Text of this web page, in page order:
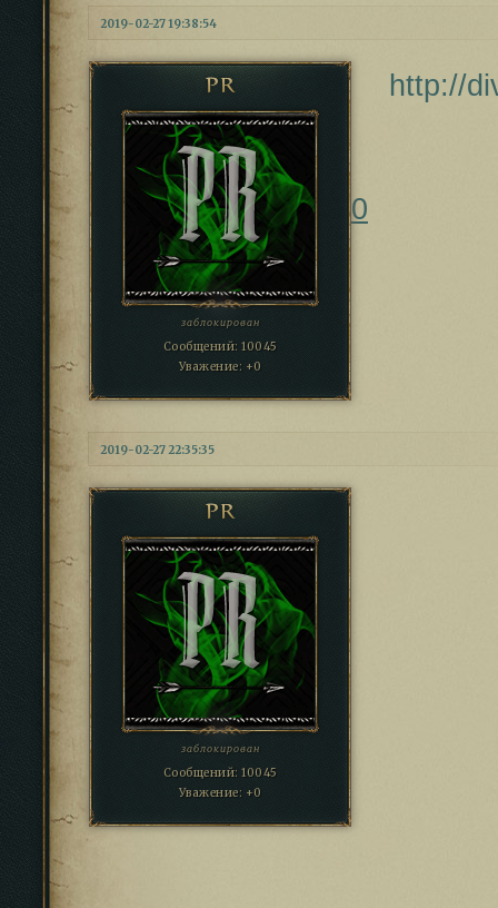
2019-02-27 19:38:54
PR
заблокирован
Сообщений: 10045
Уважение: +0
http://
0
2019-02-27 22:35:35
PR
заблокирован
Сообщений: 10045
Уважение: +0